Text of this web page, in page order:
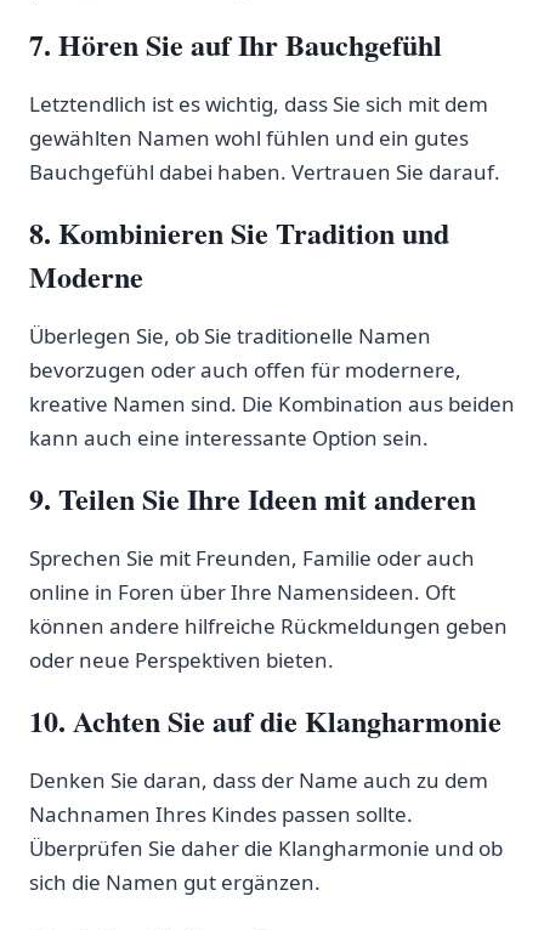
7. Hören Sie auf Ihr⁤ Bauchgefühl
Letztendlich ist es wichtig, dass Sie sich mit dem
gewählten Namen wohl fühlen und ein gutes
Bauchgefühl dabei haben. Vertrauen Sie darauf.
8. ⁣Kombinieren Sie Tradition und
Moderne
Überlegen Sie, ob Sie⁣ traditionelle Namen
bevorzugen oder auch ​offen für modernere,⁣
kreative Namen sind. Die Kombination aus beiden
kann auch eine interessante Option ⁢sein.
9. Teilen Sie‍ Ihre Ideen mit anderen
Sprechen Sie mit Freunden, Familie oder auch
online in‌ Foren über ‌Ihre ‍Namensideen. Oft
können andere hilfreiche Rückmeldungen geben
oder neue Perspektiven bieten.
10. Achten Sie⁢ auf​ die Klangharmonie
Denken Sie daran, dass der Name auch zu dem
Nachnamen Ihres‍ Kindes passen sollte.
Überprüfen Sie daher die Klangharmonie und ob
sich die Namen⁤ gut ergänzen.